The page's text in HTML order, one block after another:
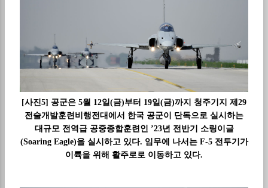
[사진5] 공군은 5월 12일(금)부터 19일(금)까지 청주기지 제29
전술개발훈련비행전대에서 한국 공군이 단독으로 실시하는
대규모 전역급 공중종합훈련인 ’23년 전반기 소링이글
(Soaring Eagle)을 실시하고 있다. 임무에 나서는 F-5 전투기가
이륙을 위해 활주로로 이동하고 있다.